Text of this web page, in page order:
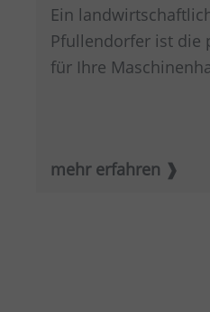
Ein
Pfullendorfer ist die
für Ihre
mehr erfahren